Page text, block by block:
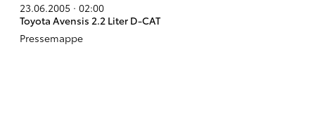
23.06.2005 · 02:00
Toyota Avensis 2.2 Liter D-CAT
Pressemappe